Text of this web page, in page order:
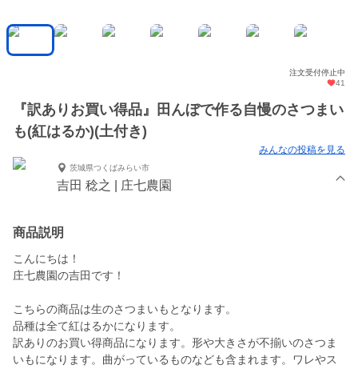
注文受付停止中
41
『訳ありお買い得品』田んぼで作る自慢のさつまい
も(紅はるか)(土付き)
みんなの投稿を見る
茨城県つくばみらい市
吉田 稔之 | 庄七農園
商品説明
こんにちは！
庄七農園の吉田です！
こちらの商品は生のさつまいもとなります。
品種は全て紅はるかになります。
訳ありのお買い得商品になります。形や大きさが不揃いのさつま
いもになります。曲がっているものなども含まれます。ワレやス